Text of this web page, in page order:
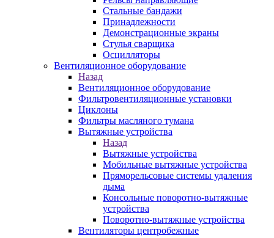
Стальные бандажи
Принадлежности
Демонстрационные экраны
Стулья сварщика
Осцилляторы
Вентиляционное оборудование
Назад
Вентиляционное оборудование
Фильтровентиляционные установки
Циклоны
Фильтры масляного тумана
Вытяжные устройства
Назад
Вытяжные устройства
Мобильные вытяжные устройства
Пряморельсовые системы удаления
дыма
Консольные поворотно-вытяжные
устройства
Поворотно-вытяжные устройства
Вентиляторы центробежные